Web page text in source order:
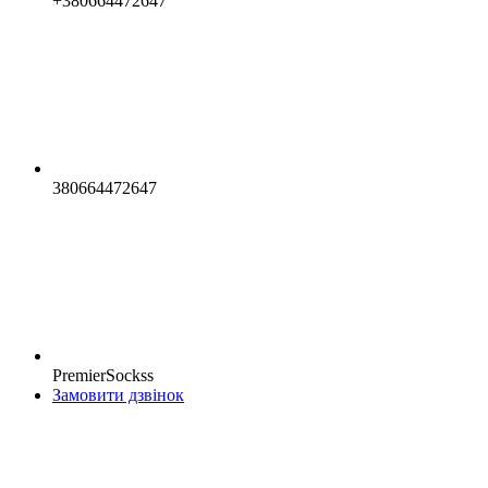
380664472647
PremierSockss
Замовити дзвінок